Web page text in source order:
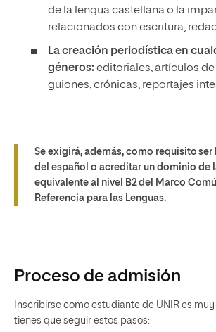
de la lengua castellana o la
relacionados con escritura,
La creación periodística en
géneros: editoriales, artículos
guiones, crónicas, reportajes
Se exigirá, además, como requisito ser
del español o acreditar un dominio de
equivalente al nivel B2del Marco
Referencia para las Lenguas.
Proceso de admisión
Inscribirse como estudiante de UNIR es muy
tienes que seguir estos pasos: